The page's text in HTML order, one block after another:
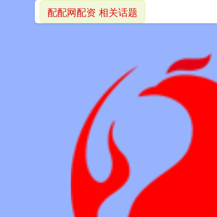
配配网配资 相关话题